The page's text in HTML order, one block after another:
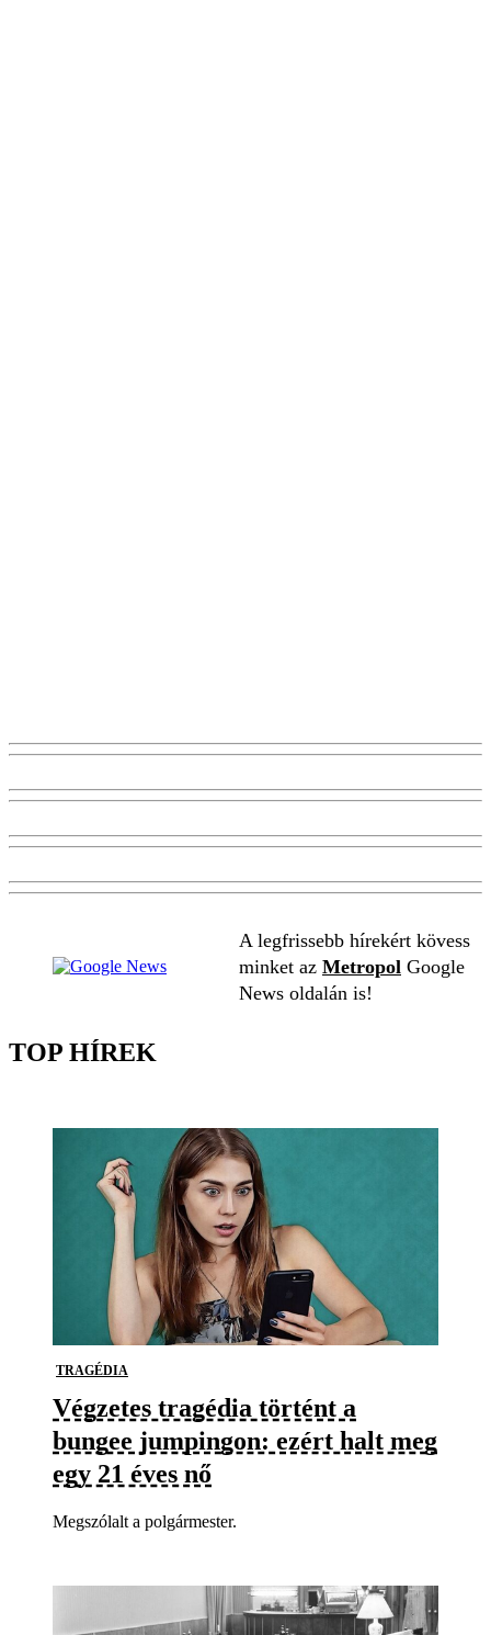
A legfrissebb hírekért kövess
minket az Metropol Google
News oldalán is!
TOP HÍREK
TRAGÉDIA
Végzetes tragédia történt a
bungee jumpingon: ezért halt meg
egy 21 éves nő
Megszólalt a polgármester.